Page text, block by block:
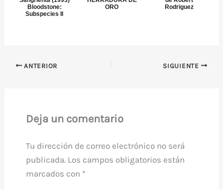
Bloodstone:
Subspecies II
ORO
Rodriguez
ANTERIOR SIGUIENTE
Deja un comentario
Tu dirección de correo electrónico no será
publicada. Los campos obligatorios están
marcados con *